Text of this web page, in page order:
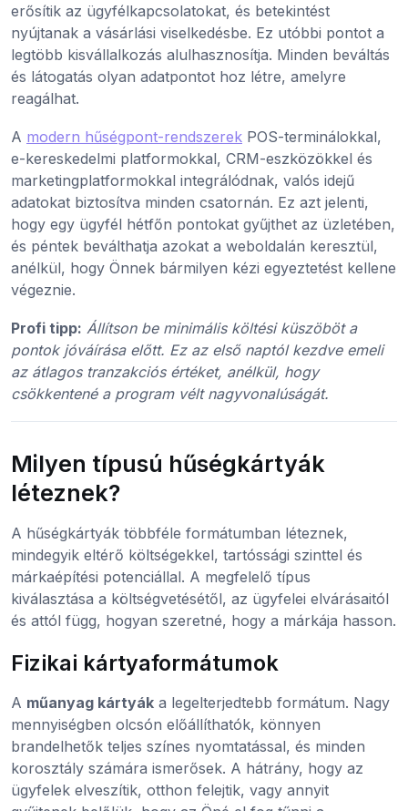
erősítik az ügyfélkapcsolatokat, és betekintést
nyújtanak a vásárlási viselkedésbe. Ez utóbbi pontot a
legtöbb kisvállalkozás alulhasznosítja. Minden beváltás
és látogatás olyan adatpontot hoz létre, amelyre
reagálhat.
A modern hűségpont-rendszerek POS-terminálokkal,
e-kereskedelmi platformokkal, CRM-eszközökkel és
marketingplatformokkal integrálódnak, valós idejű
adatokat biztosítva minden csatornán. Ez azt jelenti,
hogy egy ügyfél hétfőn pontokat gyűjthet az üzletében,
és péntek beválthatja azokat a weboldalán keresztül,
anélkül, hogy Önnek bármilyen kézi egyeztetést kellene
végeznie.
Profi tipp: Állítson be minimális költési küszöböt a
pontok jóváírása előtt. Ez az első naptól kezdve emeli
az átlagos tranzakciós értéket, anélkül, hogy
csökkentené a program vélt nagyvonalúságát.
Milyen típusú hűségkártyák
léteznek?
A hűségkártyák többféle formátumban léteznek,
mindegyik eltérő költségekkel, tartóssági szinttel és
márkaépítési potenciállal. A megfelelő típus
kiválasztása a költségvetésétől, az ügyfelei elvárásaitól
és attól függ, hogyan szeretné, hogy a márkája hasson.
Fizikai kártyaformátumok
A műanyag kártyák a legelterjedtebb formátum. Nagy
mennyiségben olcsón előállíthatók, könnyen
brandelhetők teljes színes nyomtatással, és minden
korosztály számára ismerősek. A hátrány, hogy az
ügyfelek elveszítik, otthon felejtik, vagy annyit